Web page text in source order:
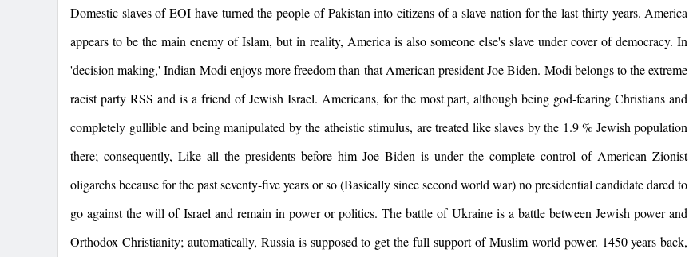
Domestic slaves of EOI have turned the people ofPakistaninto citizens of a slave nation for the last thirty years.America
appears to be the main enemy of Islam, but in reality,America is also someone else's slave under cover of democracy. In
'decision making,' Indian Modi enjoys more freedom than that American president Joe Biden. Modi belongs to the extreme
racist party RSS and is a friend of Jewish Israel. Americans, for the most part, although being god-fearing Christians and
completely gullible and being manipulated by the atheistic stimulus, are treated like slaves by the 1.9 % Jewish population
there; consequently, Like all the presidents before him Joe Biden is under the complete control of American Zionist
oligarchs because for the past seventy-five years or so (Basically since second world war) no presidential candidate dared to
go against the will of Israel and remain in power or politics. The battle of Ukraineis a battle between Jewish power and
Orthodox Christianity; automatically, Russiais supposed to get the full support of Muslim world power. 1450 years back,